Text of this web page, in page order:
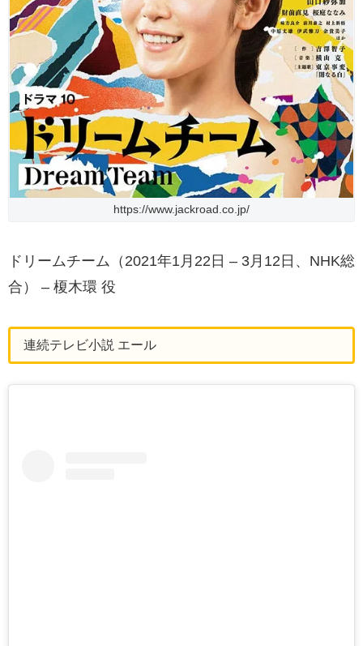
https://www.jackroad.co.jp/
ドリームチーム（2021年1月22日 – 3月12日、NHK総
合） – 榎木環 役
連続テレビ小説 エール